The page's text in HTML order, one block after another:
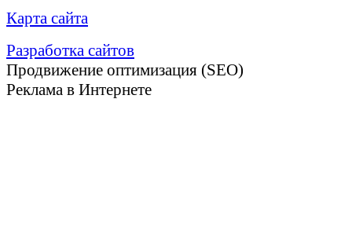
Карта сайта
Разработка сайтов
Продвижение оптимизация (SEO)
Реклама в Интернете